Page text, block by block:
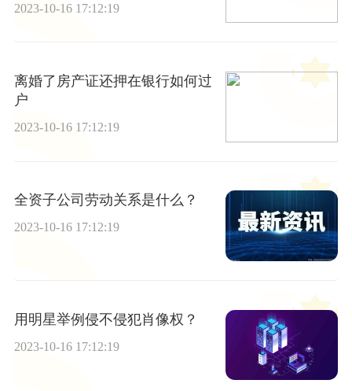
2023-10-16 17:12:19
离婚了房产证还押在银行如何过
户
2023-10-16 17:12:19
全资子公司劳动关系是什么？
2023-10-16 17:12:19
用明星举例侵不侵犯肖像权？
2023-10-16 17:12:19